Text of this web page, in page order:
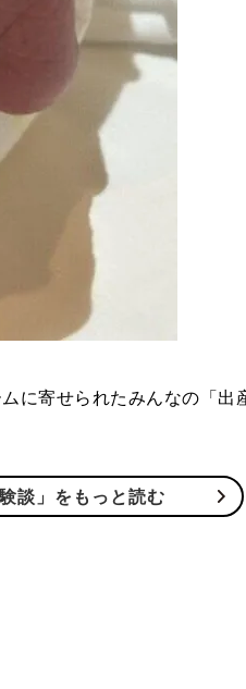
に寄せられたみんなの「出
談」をもっと読む